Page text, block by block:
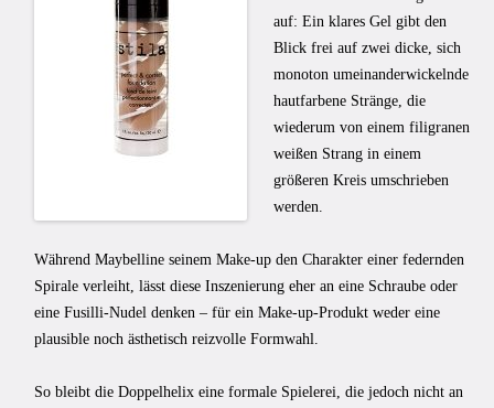
auf: Ein klares Gel gibt den
Blick frei auf zwei dicke, sich
monoton umeinanderwickelnde
hautfarbene Stränge, die
wiederum von einem filigranen
weißen Strang in einem
größeren Kreis umschrieben
werden.
Während Maybelline seinem Make-up den Charakter einer federnden
Spirale verleiht, lässt diese Inszenierung eher an eine Schraube oder
eine Fusilli-Nudel denken – für ein Make-up-Produkt weder eine
plausible noch ästhetisch reizvolle Formwahl.
So bleibt die Doppelhelix eine formale Spielerei, die jedoch nicht an